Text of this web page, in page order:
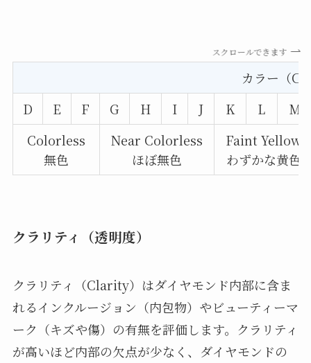
スクロールできます
カラー（
D
E F G H I J K L
M
Colorless
無色
Near Colorless
ほぼ無色
Faint Yellow
わずかな黄色
クラリティ（透明度）
クラリティ（Clarity）はダイヤモンド内部に含ま
れるインクルージョン（内包物）やビューティーマ
ーク（キズや傷）の有無を評価します。クラリティ
が高いほど内部の欠点が少なく、ダイヤモンドの